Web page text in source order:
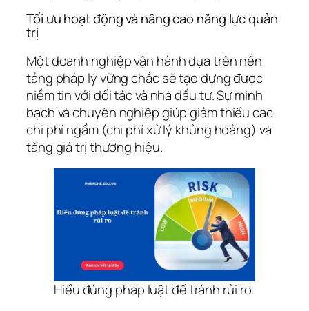
Tối ưu hoạt động và nâng cao năng lực quản
trị
Một doanh nghiệp vận hành dựa trên nền
tảng pháp lý vững chắc sẽ tạo dựng được
niềm tin với đối tác và nhà đầu tư. Sự minh
bạch và chuyên nghiệp giúp giảm thiểu các
chi phí ngầm (chi phí xử lý khủng hoảng) và
tăng giá trị thương hiệu.
Hiểu đúng pháp luật để tránh rủi ro